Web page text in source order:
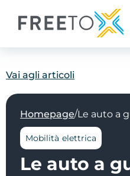
Vai agli articoli
Homepage/Le auto a
Mobilità elettrica
Le auto a